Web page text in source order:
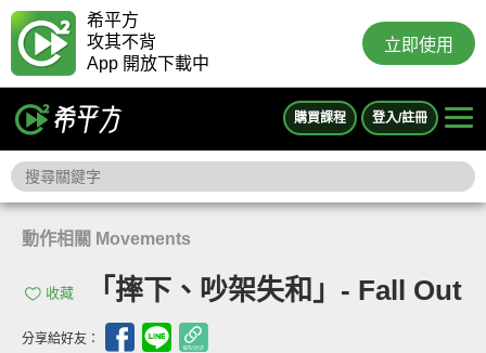
希平方
攻其不背
App 開放下載中
立即使用
購買課程 登入/註冊
動作相關 Movements
收藏 「摔下、吵架失和」- Fall Out
分享給好友：